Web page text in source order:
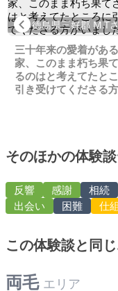
Previous
徳島県三好郡 M.T
三十年来の愛着があ
家、このまま朽ち果
るのはと考えてたと
引き受けてくださる
そのほかの体験
反響 感謝 相続
出会い
困難 仕
この体験談と同
両毛 エリア